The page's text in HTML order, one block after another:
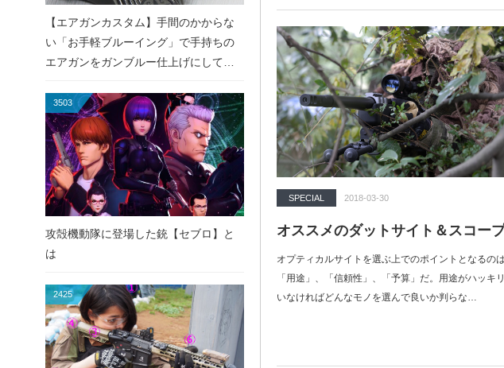
SPECIAL 2018-03-30
オススメのダットサイト＆スコー
オプティカルサイトを選ぶ上でのポイントとなるのは
「用途」、「信頼性」、「予算」だ。用途がハッキ
いなければどんなモノを選んで良いか判らな…
【エアガンカスタム】手間のかからな
い「お手軽ブルーイング」で手持ちの
エアガンをガンブルー仕上げにしてみ
3503
攻殻機動隊に登場した銃【セブロ】と
は
2425